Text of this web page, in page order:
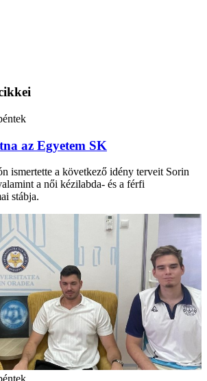
az Egyetem SK
ismertette a következő idény terveit Sorin
a női kézilabda- és a férfi
stábja.